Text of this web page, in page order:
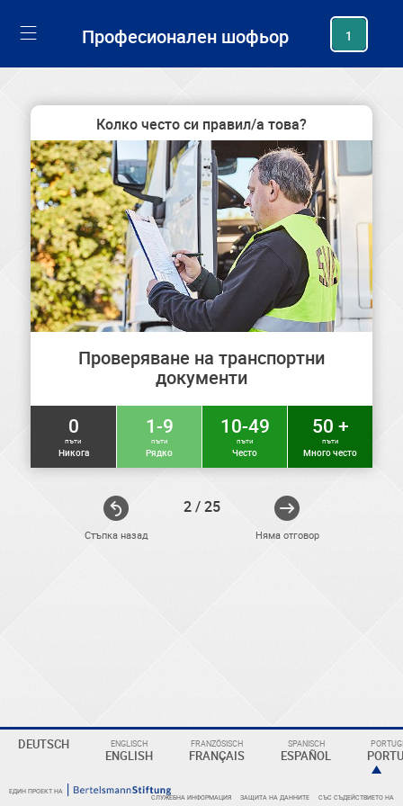
Професионален шофьор 1
Стъпка назад
Колко често си правил/а това?
Проверяване на транспортни
документи
0
пъти
Никога
1-9
пъти
Рядко
10-49
пъти
Често
50 +
пъти
Много често
2 / 25
Няма отговор
DEUTSCH ENGLISCH
ENGLISH
FRANZÖSISCH
FRANÇAIS
SPANISCH
ESPAÑOL
ЕДИН ПРОЕКТ НА
СЛУЖЕБНА ИНФОРМАЦИЯ ЗАЩИТА НА ДАННИТЕ СЪС СЪДЕЙСТВИЕТО НА
ELEKTRONIKER
Eine